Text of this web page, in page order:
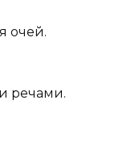
очей.
речами.